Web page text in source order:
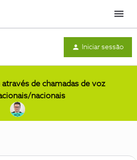
Menu
Iniciar sessão
de chamadas de voz
nacionais